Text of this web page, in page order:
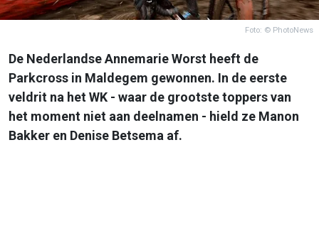
Foto: © PhotoNews
De Nederlandse Annemarie Worst heeft de
Parkcross in Maldegem gewonnen. In de eerste
veldrit na het WK - waar de grootste toppers van
het moment niet aan deelnamen - hield ze Manon
Bakker en Denise Betsema af.